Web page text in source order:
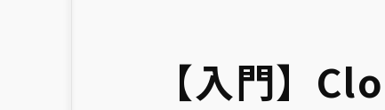
【入門】